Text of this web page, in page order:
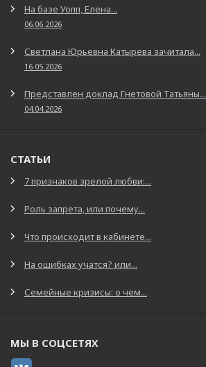
На базе Уопп, Елена...
06.06.2026
Светлана Юрьевна Катырева зачитала...
16.05.2026
Представлен доклад Гнетовой Татьяны...
04.04.2026
СТАТЬИ
7 признаков зрелой любви:...
Роль запрета, или почему...
Что происходит в кабинете...
На ошибках учатся? или...
Семейные кризисы: о чем...
МЫ В СОЦСЕТЯХ